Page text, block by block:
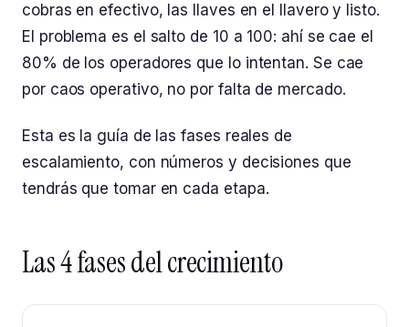
cobras en efectivo, las llaves en el llavero y listo.
El problema es el salto de 10 a 100: ahí se cae el
80% de los operadores que lo intentan. Se cae
por caos operativo, no por falta de mercado.
Esta es la guía de las fases reales de
escalamiento, con números y decisiones que
tendrás que tomar en cada etapa.
Las 4 fases del crecimiento